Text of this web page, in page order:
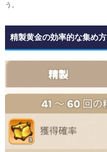
う。
精製黄金の効率的な集め方